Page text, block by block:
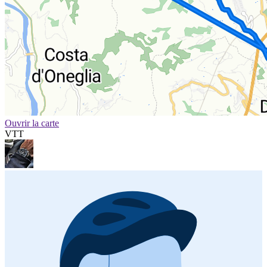
Ouvrir la carte
VTT